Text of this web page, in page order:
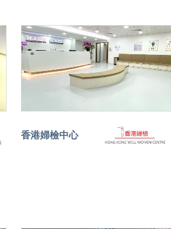
香港婦檢中心